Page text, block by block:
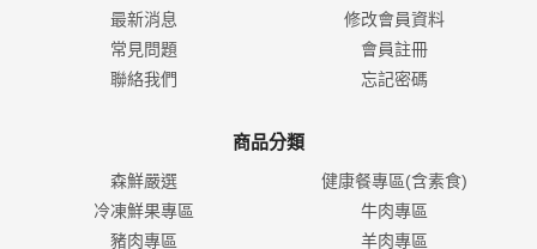
最新消息
常見問題
聯絡我們
修改會員資料
會員註冊
忘記密碼
商品分類
森鮮嚴選
健康餐專區(含素食)
冷凍鮮果專區
牛肉專區
豬肉專區
羊肉專區